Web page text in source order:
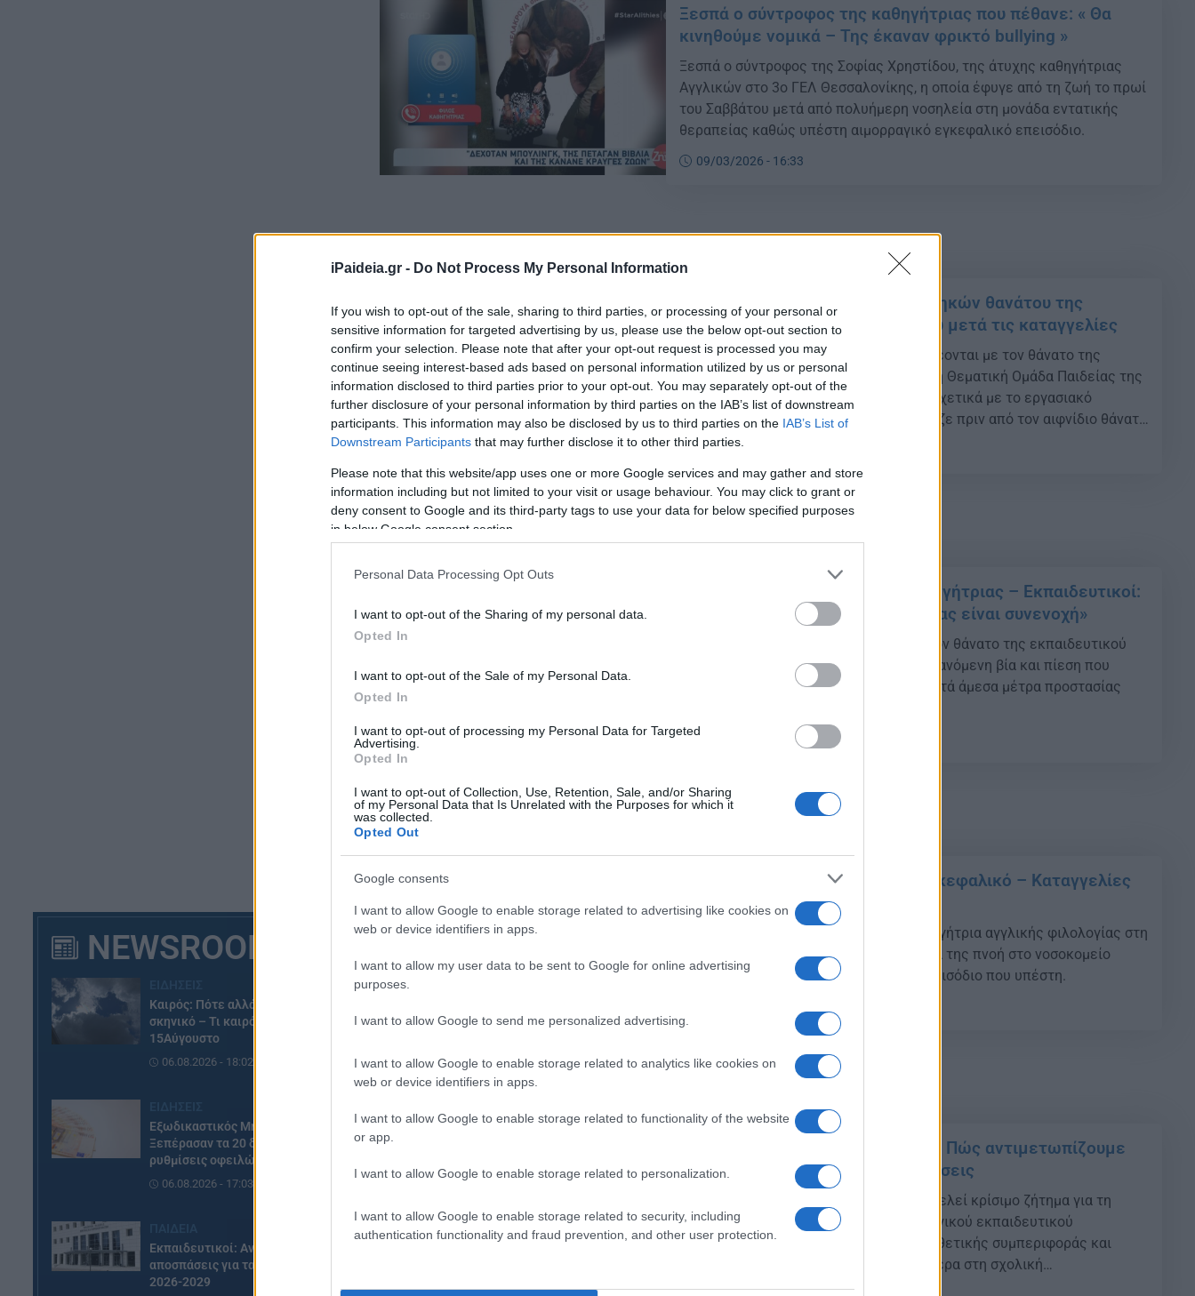
iPaideia.gr - Do Not Process My Personal Information
If you wish to opt-out of the sale, sharing to third parties, or processing of your personal or
sensitive information for targeted advertising by us, please use the below opt-out section to
confirm your selection. Please note that after your opt-out request is processed you may
continue seeing interest-based ads based on personal information utilized by us or personal
information disclosed to third parties prior to your opt-out. You may separately opt-out of the
further disclosure of your personal information by third parties on the IAB’s list of downstream
participants. This information may also be disclosed by us to third parties on the IAB’s List of
Downstream Participants that may further disclose it to other third parties.
Please note that this website/app uses one or more Google services and may gather and store
information including but not limited to your visit or usage behaviour. You may click to grant or
deny consent to Google and its third-party tags to use your data for below specified purposes
in below Google consent section.
Personal Data Processing Opt Outs
I want to opt-out of the Sharing of my personal data.
Opted In
I want to opt-out of the Sale of my Personal Data.
Opted In
I want to opt-out of processing my Personal Data for Targeted
Advertising.
Opted In
I want to opt-out of Collection, Use, Retention, Sale, and/or Sharing
of my Personal Data that Is Unrelated with the Purposes for which it
was collected.
Opted Out
Google consents
I want to allow Google to enable storage related to advertising like cookies on
web or device identifiers in apps.
I want to allow my user data to be sent to Google for online advertising
purposes.
I want to allow Google to send me personalized advertising.
I want to allow Google to enable storage related to analytics like cookies on
web or device identifiers in apps.
I want to allow Google to enable storage related to functionality of the website
or app.
I want to allow Google to enable storage related to personalization.
I want to allow Google to enable storage related to security, including
authentication functionality and fraud prevention, and other user protection.
NEWSROOM
Καιρός: Πότε αλλάζει το
σκηνικό – Τι καιρό θα κάνει τον
15Αύγουστο
06.08.2026 - 18:02
Εξωδικαστικός Μηχανισμός:
Ξεπέρασαν τα 20 δισ. ευρώ οι
ρυθμίσεις οφειλών
06.08.2026 - 17:03
Εκπαιδευτικοί: Ανακλήθηκαν
αποσπάσεις για τα σχολικά έτη
2026-2029
Ξεσπά ο σύντροφος της καθηγήτριας που πέθανε: « Θα
κινηθούμε νομικά – Της έκαναν φρικτό bullying »
Ξεσπά ο σύντροφος της Σοφίας Χρηστίδου, της άτυχης καθηγήτριας
Αγγλικών στο 3ο ΓΕΛ Θεσσαλονίκης, η οποία έφυγε από τη ζωή το πρωί
του Σαββάτου μετά από πολυήμερη νοσηλεία στη μονάδα εντατικής
θεραπείας καθώς υπέστη αιμορραγικό εγκεφαλικό επεισόδιο.
09/03/2026 - 16:33
Αίτημα για διερεύνηση των συνθηκών θανάτου της
εκπαιδευτικού Σοφίας Χρηστίδου μετά τις καταγγελίες
Τη διερεύνηση των συνθηκών που συνδέονται με τον θάνατο της
εκπαιδευτικού Σοφίας Χρηστίδου ζητά η Θεματική Ομάδα Παιδείας της
ΝΙΚΗΣ, με αφορμή δημόσιες αναφορές σχετικά με το εργασιακό
περιβάλλον που φέρεται να αντιμετώπιζε πριν από τον αιφνίδιο θάνατό
της.
09/03/2026 - 11:27
Ερωτήματα μετά το θάνατο καθηγήτριας – Εκπαιδευτικοί:
«Η σιωπή του Υπουργείου Παιδείας είναι συνενοχή»
Η Β΄ ΕΛΤΕΕ Θεσσαλονίκης, με αφορμή τον θάνατο της εκπαιδευτικού
Σοφίας Χρηστίδου, καταγγέλλει την αυξανόμενη βία και πίεση που
αντιμετωπίζουν οι εκπαιδευτικοί και ζητά άμεσα μέτρα προστασίας
09/03/2026 - 10:26
Πέθανε καθηγήτρια μετά από εγκεφαλικό – Καταγγελίες
ότι υπέστη bullying από μαθητές
Σχολεία - Τραγική κατάληξη βρήκε καθηγήτρια αγγλικής φιλολογίας στη
Θεσσαλονίκη, όταν άφησε την τελευταία της πνοή στο νοσοκομείο
Παπαγεωργίου, μετά το εγκεφαλικό επεισόδιο που υπέστη.
Διαχείριση κρίσεων στο σχολείο: Πώς αντιμετωπίζουμε
επιθετική συμπεριφορά και εντάσεις
Η διαχείριση κρίσεων στο σχολείο αποτελεί κρίσιμο ζήτημα για τη
διασφάλιση ενός ασφαλούς και λειτουργικού εκπαιδευτικού
περιβάλλοντος, καθώς περιστατικά επιθετικής συμπεριφοράς και
εντάσεων εμφανίζονται όλο και συχνότερα στη σχολική
καθημερινότητα. Εκπαιδευτικοί και διοικήσεις σχολικών μονάδων